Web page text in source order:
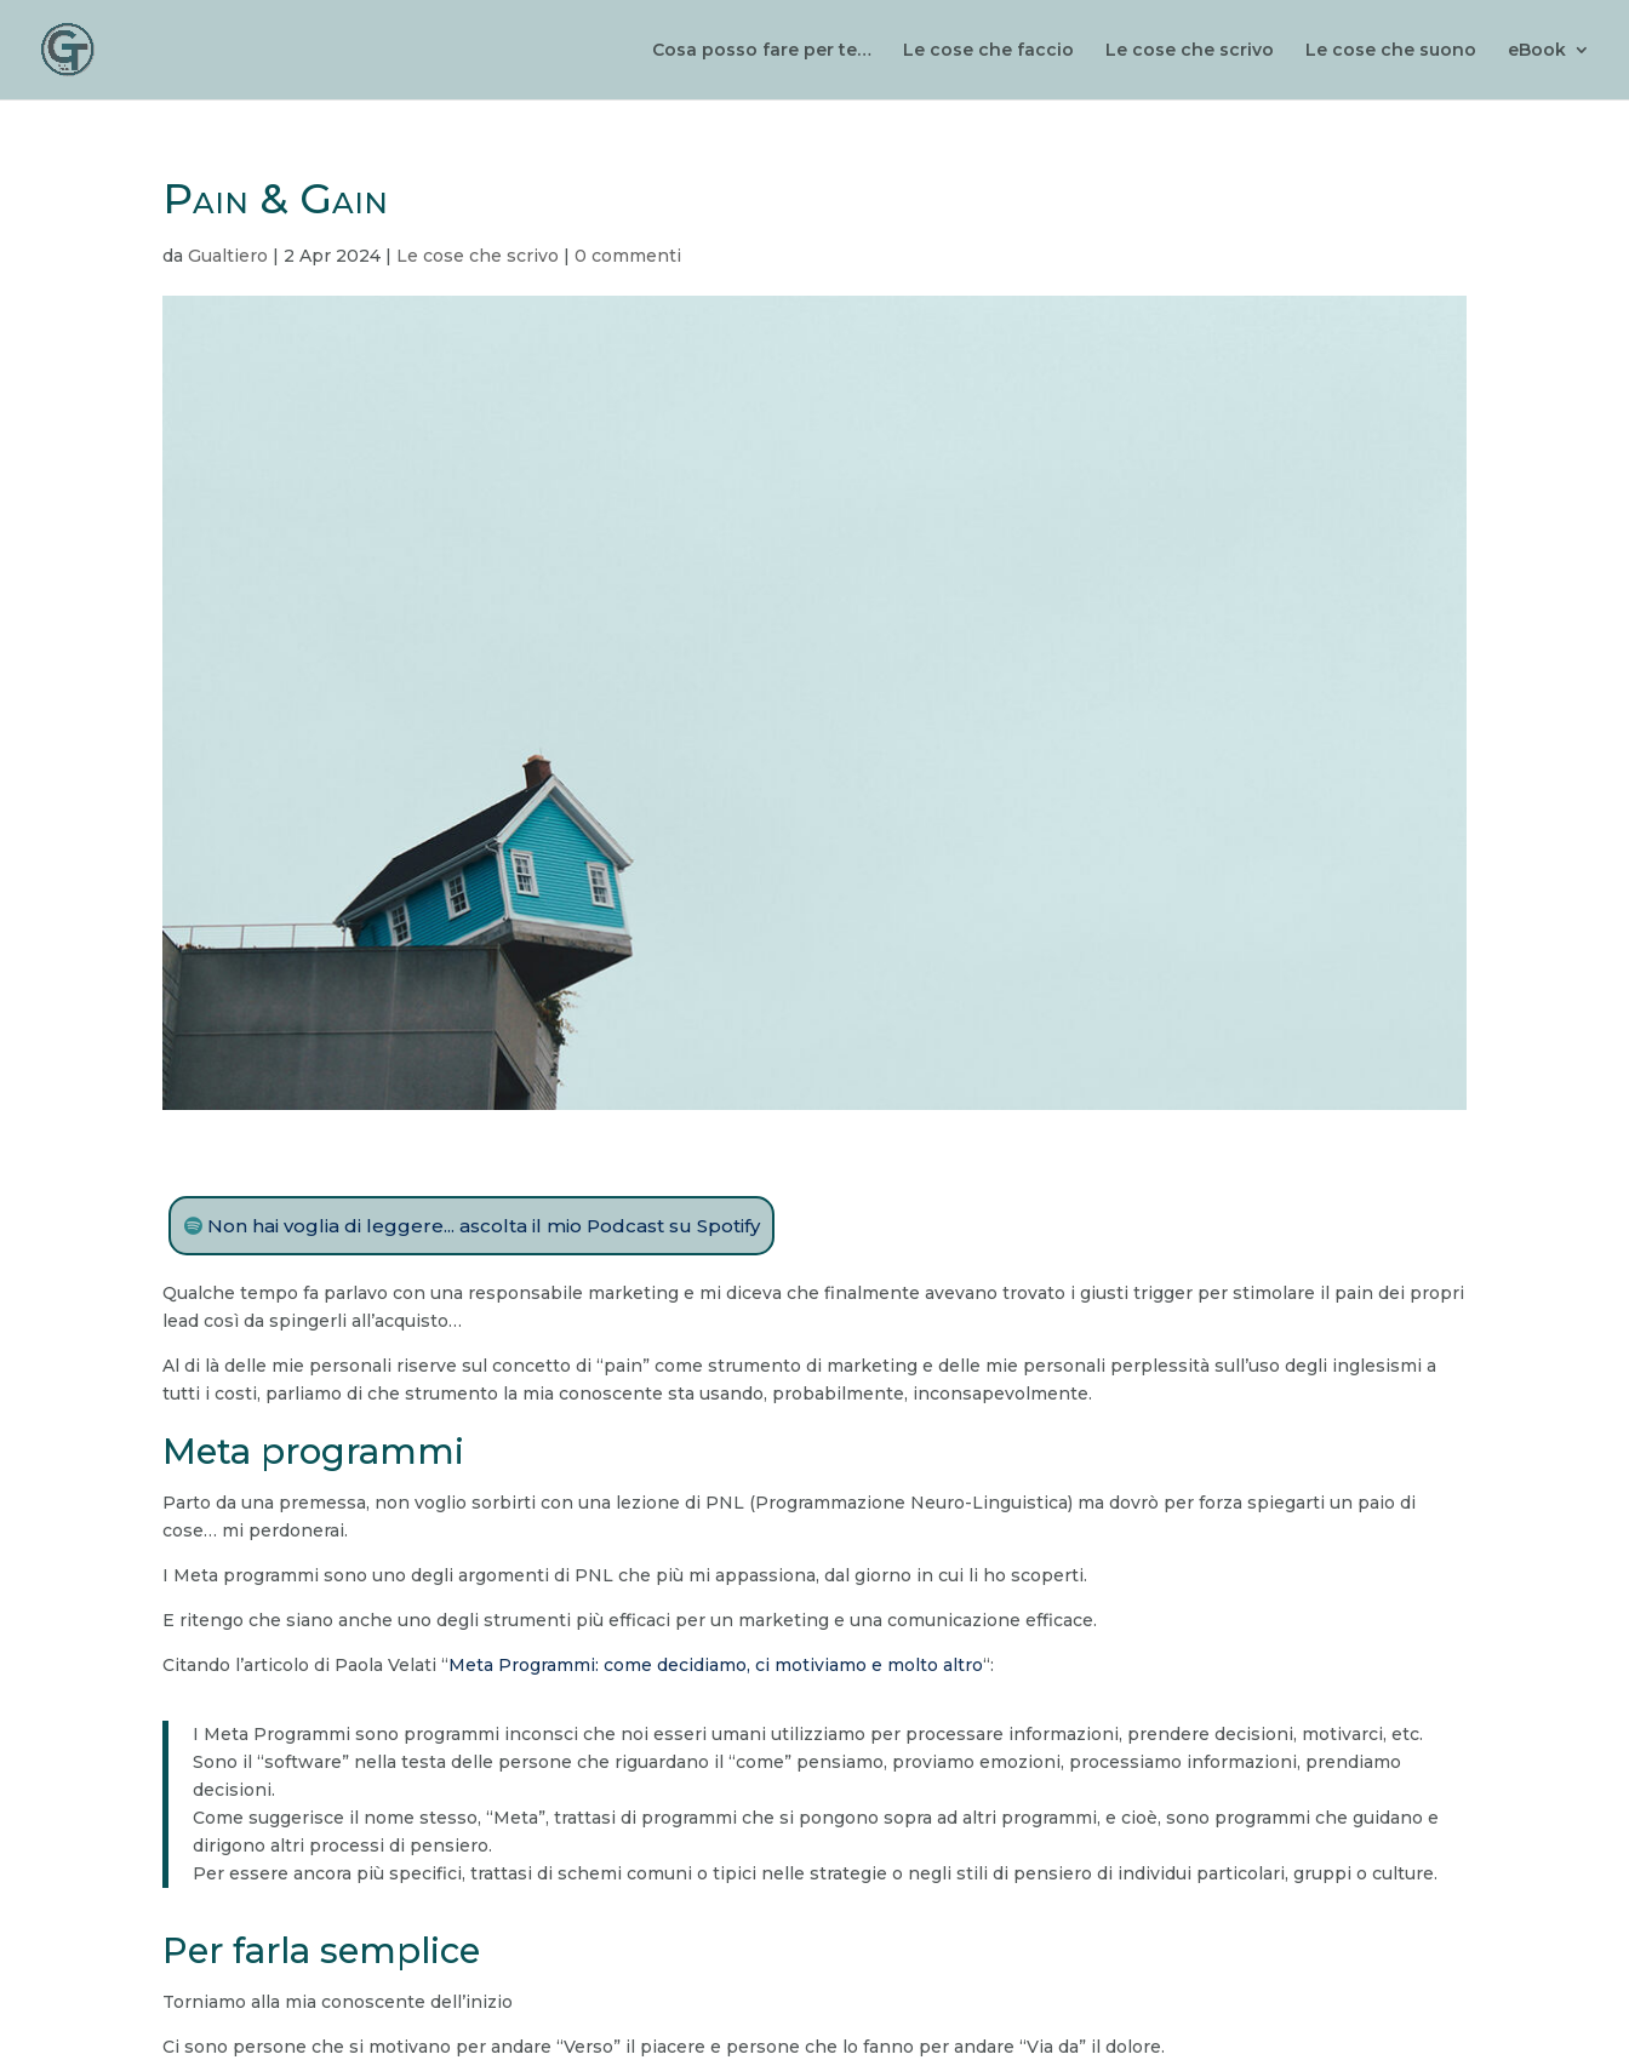
Cosa posso fare per te… Le cose che faccio Le cose che scrivo Le cose che suono eBook
Pain & Gain
daGualtiero | 2 Apr 2024 | Le cose che scrivo |0 commenti
Non hai voglia di leggere... ascolta il mio Podcast su Spotify
Qualche tempo fa parlavo con una responsabile marketing e mi diceva che finalmente avevano trovato i giusti trigger per stimolare il pain dei propri
lead così da spingerli all’acquisto…
Al di là delle mie personali riserve sul concetto di “pain” come strumento di marketing e delle mie personali perplessità sull’uso degli inglesismi a
tutti i costi, parliamo di che strumento la mia conoscente sta usando, probabilmente, inconsapevolmente.
Meta programmi
Parto da una premessa, non voglio sorbirti con una lezione di PNL (Programmazione Neuro-Linguistica) ma dovrò per forza spiegarti un paio di
cose… mi perdonerai.
I Meta programmi sono uno degli argomenti di PNL che più mi appassiona, dal giorno in cui li ho scoperti.
E ritengo che siano anche uno degli strumenti più efficaci per un marketing e una comunicazione efficace.
Citando l’articolo di Paola Velati “Meta Programmi: come decidiamo, ci motiviamo e molto altro“:
I Meta Programmi sono programmi inconsci che noi esseri umani utilizziamo per processare informazioni, prendere decisioni, motivarci, etc.
Sono il “software” nella testa delle persone che riguardano il “come” pensiamo, proviamo emozioni, processiamo informazioni, prendiamo
decisioni.
Come suggerisce il nome stesso, “Meta”, trattasi di programmi che si pongono sopra ad altri programmi, e cioè, sono programmi che guidano e
dirigono altri processi di pensiero.
Per essere ancora più specifici, trattasi di schemi comuni o tipici nelle strategie o negli stili di pensiero di individui particolari, gruppi o culture.
Per farla semplice
Torniamo alla mia conoscente dell’inizio
Ci sono persone che si motivano per andare “Verso” il piacere e persone che lo fanno per andare “Via da” il dolore.